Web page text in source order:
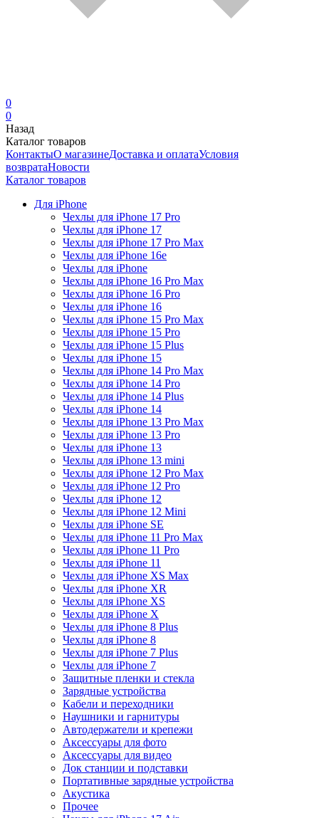
0
0
Назад
Каталог товаров
КонтактыО магазинеДоставка и оплатаУсловия
возвратаНовости
Каталог товаров
Для iPhone
Чехлы для iPhone 17 Pro
Чехлы для iPhone 17
Чехлы для iPhone 17 Pro Max
Чехлы для iPhone 16e
Чехлы для iPhone
Чехлы для iPhone 16 Pro Max
Чехлы для iPhone 16 Pro
Чехлы для iPhone 16
Чехлы для iPhone 15 Pro Max
Чехлы для iPhone 15 Pro
Чехлы для iPhone 15 Plus
Чехлы для iPhone 15
Чехлы для iPhone 14 Pro Max
Чехлы для iPhone 14 Pro
Чехлы для iPhone 14 Plus
Чехлы для iPhone 14
Чехлы для iPhone 13 Pro Max
Чехлы для iPhone 13 Pro
Чехлы для iPhone 13
Чехлы для iPhone 13 mini
Чехлы для iPhone 12 Pro Max
Чехлы для iPhone 12 Pro
Чехлы для iPhone 12
Чехлы для iPhone 12 Mini
Чехлы для iPhone SE
Чехлы для iPhone 11 Pro Max
Чехлы для iPhone 11 Pro
Чехлы для iPhone 11
Чехлы для iPhone XS Max
Чехлы для iPhone XR
Чехлы для iPhone XS
Чехлы для iPhone X
Чехлы для iPhone 8 Plus
Чехлы для iPhone 8
Чехлы для iPhone 7 Plus
Чехлы для iPhone 7
Защитные пленки и стекла
Зарядные устройства
Кабели и переходники
Наушники и гарнитуры
Автодержатели и крепежи
Аксессуары для фото
Аксессуары для видео
Док станции и подставки
Портативные зарядные устройства
Акустика
Прочее